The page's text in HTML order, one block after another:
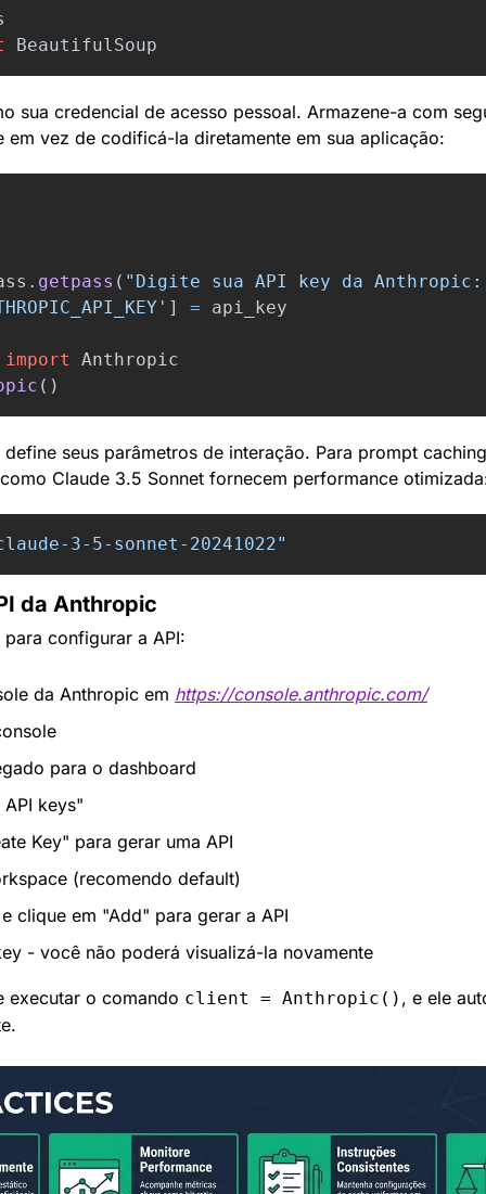
BeautifulSoup
sua credencial de acesso pessoal. Armazene-a com
em vez de codificá-la diretamente em sua aplicação:
. getpass ( " Digite sua API key da
' ] = api_key
import
Anthropic
()
seus parâmetros de interação. Para prompt
Claude 3.5 Sonnet fornecem performance
3-5-sonnet-20241022"
da Anthropic
configurar a API:
da Anthropic em https://console.anthropic.com/
para o dashboard
keys"
Key" para gerar uma API
(recomendo default)
clique em "Add" para gerar a API
- você não poderá visualizá-la novamente
executar o comando client = Anthropic() , e ele